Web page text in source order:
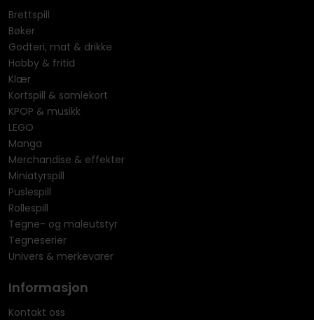
Brettspill
Bøker
Godteri, mat & drikke
Hobby & fritid
Klær
Kortspill & samlekort
KPOP & musikk
LEGO
Manga
Merchandise & effekter
Miniatyrspill
Puslespill
Rollespill
Tegne- og maleutstyr
Tegneserier
Univers & merkevarer
Informasjon
Kontakt oss